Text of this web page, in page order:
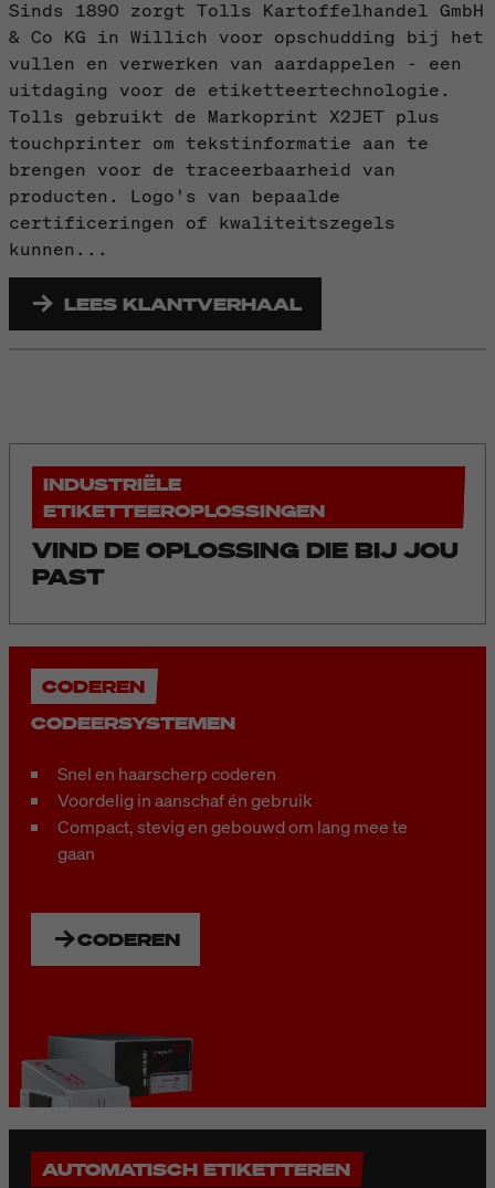
Sinds 1890 zorgt Tolls Kartoffelhandel GmbH
& Co KG in Willich voor opschudding bij het
vullen en verwerken van aardappelen - een
uitdaging voor de etiketteertechnologie.
Tolls gebruikt de Markoprint X2JET plus
touchprinter om tekstinformatie aan te
brengen voor de traceerbaarheid van
producten. Logo's van bepaalde
certificeringen of kwaliteitszegels
kunnen...
LEES KLANTVERHAAL
INDUSTRIËLE
ETIKETTEEROPLOSSINGEN
VIND DE OPLOSSING DIE BIJ JOU
PAST
CODEREN
CODEERSYSTEMEN
Snel en haarscherp coderen
Voordelig in aanschaf én gebruik
Compact, stevig en gebouwd om lang mee te
gaan
CODEREN
AUTOMATISCH ETIKETTEREN